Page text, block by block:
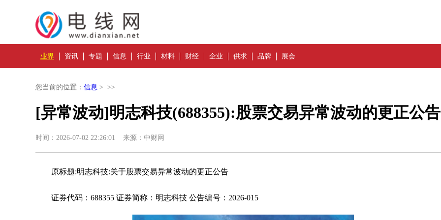
业界 资讯 专题 信息 行业 材料 财经 企业 供求 品牌 展会
您当前的位置： 信息 > >>
[异常波动]明志科技(688355):股票交易异常波动的更正公告
时间：2026-07-02 22:26:01 来源：中财网
原标题:明志科技:关于股票交易异常波动的更正公告
证券代码：688355 证券简称：明志科技 公告编号：2026-015